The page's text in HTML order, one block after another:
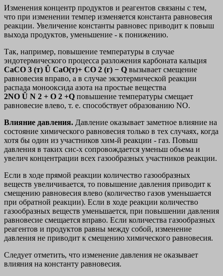
Изменения концентр продуктов и реагентов связаны с тем,
что при изменении темпер изменяется константа равновесия
реакции. Увеличение константы равновес приводит к повыш
выхода продуктов, уменьшение - к понижению.
Так, например, повышение температуры в случае
эндотермического процесса разложения карбоната кальция
CaCO 3 (т) Û CaO(т)+ CO 2 (г) − Q вызывает смещение
равновесия вправо, а в случае экзотермической реакции
распада монооксида азота на простые вещества
2NO Û N 2 + O 2 +Q повышение температуры смещает
равновесие влево, т. е. способствует образованию NO.
Влияние давления. Давление оказывает заметное влияние на
состояние химического равновесия только в тех случаях, когда
хотя бы один из участников хим-й реакции - газ. Повыш
давления в таких сис-х сопровождается уменьш объема и
увелич концентрации всех газообразных участников реакции.
Если в ходе прямой реакции количество газообразных
веществ увеличивается, то повышение давления приводит к
смещению равновесия влево (количество газов уменьшается
при обратной реакции). Если в ходе реакции количество
газообразных веществ уменьшается, при повышении давления
равновесие смещается вправо. Если количества газообразных
реагентов и продуктов равны между собой, изменение
давления не приводит к смещению химического равновесия.
Следует отметить, что изменение давления не оказывает
влияния на константу равновесия.